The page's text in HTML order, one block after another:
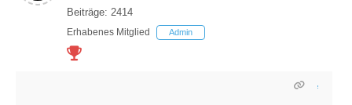
Beiträge: 2414
Erhabenes Mitglied Admin